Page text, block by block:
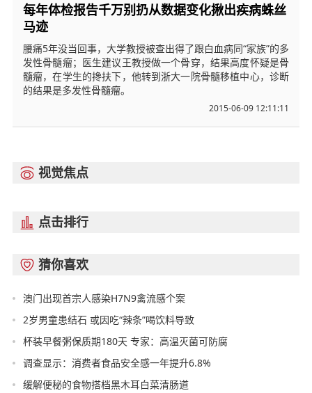
每年体检报告千万别扔从数据变化揪出疾病蛛丝
马迹
腰痛5年没当回事，大学教授被查出得了跟白血病同“家族”的多
发性骨髓瘤；医生建议王教授做一个骨穿，结果高度怀疑是骨
髓瘤，在学生的搀扶下，他转到浙大一院骨髓移植中心，诊断
的结果是多发性骨髓瘤。
2015-06-09 12:11:11
 视觉焦点
 点击排行
 猜你喜欢
澳门出现首宗人感染H7N9禽流感个案
2岁男童患结石 或因吃“辣条”喝饮料导致
杯装早餐粥保质期180天 专家：高温灭菌可防腐
调查显示：消费者食品安全感一年提升6.8%
缓解便秘的食物搭档黑木耳白菜清肠道